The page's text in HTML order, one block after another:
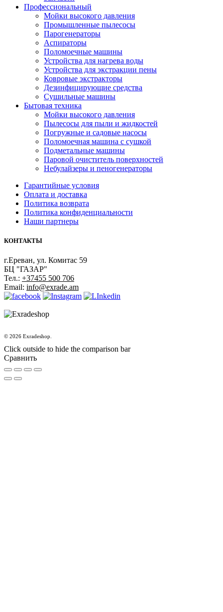
Профессиональный
Мойки высокого давления
Промышленные пылесосы
Парогенераторы
Аспираторы
Поломоечные машины
Устройства для нагрева воды
Устройства для экстракции пены
Ковровые экстракторы
Дезинфицирующие средства
Сушильные машины
Бытовая техника
Мойки высокого давления
Пылесосы для пыли и жидкостей
Погружные и садовые насосы
Поломоечная машина с сушкой
Подметальные машины
Паровой очиститель поверхностей
Небулайзеры и пеногенераторы
Гарантийные условия
Оплата и доставка
Политика возврата
Политика конфиденциальности
Наши партнеры
КОНТАКТЫ
г.Ереван, ул. Комитас 59
БЦ "ГАЗАР"
Тел.: +37455 500 706
Email: info@exrade.am
© 2026 Exradeshop.
Click outside to hide the comparison bar
Сравнить